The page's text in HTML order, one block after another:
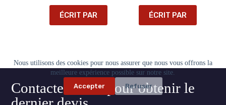
Nous utilisons des cookies pour nous assurer que nous vous offrons la
meilleure expérience possible sur notre site.
Accepter
Refuser
ÉCRIT PAR ÉCRIT PAR
Contactez-nous pour obtenir le